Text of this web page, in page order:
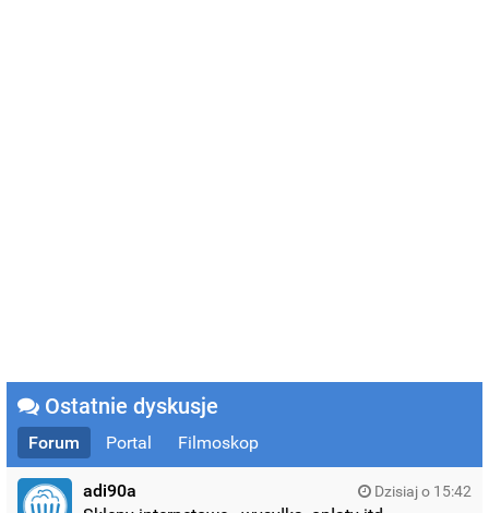
Ostatnie dyskusje
Forum Portal Filmoskop
adi90a Dzisiaj o 15:42